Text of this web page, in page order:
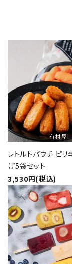
有村屋
レトルトパウチ ピ
げ5袋セット
3,530円(税込)